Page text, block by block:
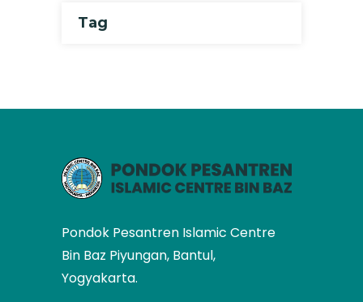
Tag
Pondok Pesantren Islamic Centre
Bin Baz Piyungan, Bantul,
Yogyakarta.